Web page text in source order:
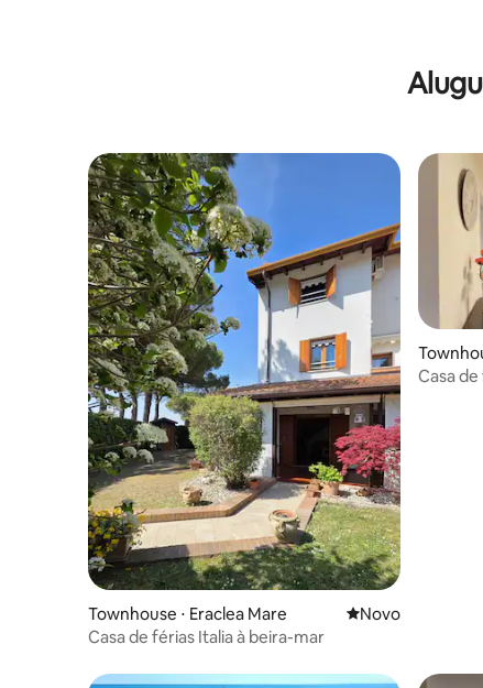
Townhouse ⋅ Eraclea Mare Novo lugar para
Novo
Casa de férias Italia à beira-mar
Casa